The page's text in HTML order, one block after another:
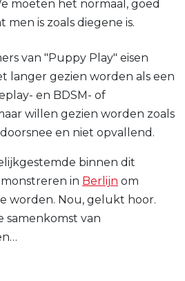
moeten het normaal, goed
is zoals diegene is.
van "Puppy Play" eisen
langer gezien worden als een
en BDSM- of
willen gezien worden zoals
en niet opvallend.
binnen dit
in Berlijn om
worden. Nou, gelukt hoor.
samenkomst van